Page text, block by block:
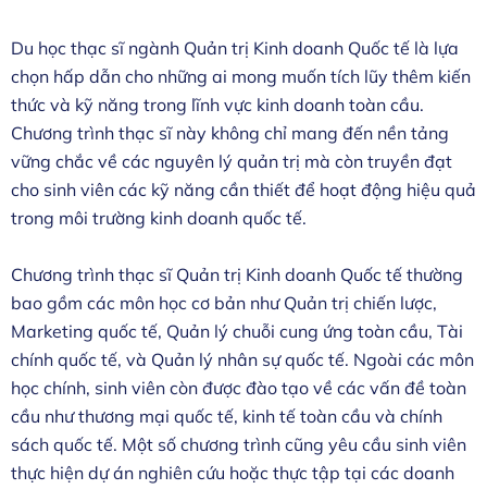
Du học thạc sĩ ngành Quản trị Kinh doanh Quốc tế là lựa
chọn hấp dẫn cho những ai mong muốn tích lũy thêm kiến
thức và kỹ năng trong lĩnh vực kinh doanh toàn cầu.
Chương trình thạc sĩ này không chỉ mang đến nền tảng
vững chắc về các nguyên lý quản trị mà còn truyền đạt
cho sinh viên các kỹ năng cần thiết để hoạt động hiệu quả
trong môi trường kinh doanh quốc tế.
Chương trình thạc sĩ Quản trị Kinh doanh Quốc tế thường
bao gồm các môn học cơ bản như Quản trị chiến lược,
Marketing quốc tế, Quản lý chuỗi cung ứng toàn cầu, Tài
chính quốc tế, và Quản lý nhân sự quốc tế. Ngoài các môn
học chính, sinh viên còn được đào tạo về các vấn đề toàn
cầu như thương mại quốc tế, kinh tế toàn cầu và chính
sách quốc tế. Một số chương trình cũng yêu cầu sinh viên
thực hiện dự án nghiên cứu hoặc thực tập tại các doanh